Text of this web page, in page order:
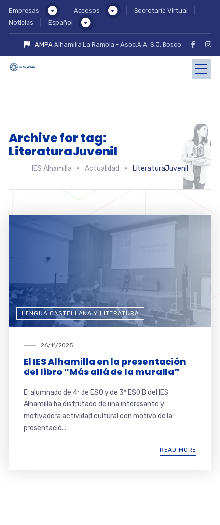
Empresas Accesos
Secretaría Virtual
Noticias
Español
AMPAAlhamilla La Rambla -Asoc.A.A. S.J. Bosco
Archive for tag:
LiteraturaJuvenil
IES Alhamilla Actualidad LiteraturaJuvenil
LENGUA CASTELLANA Y LITERATURA
26/11/2025
El IES Alhamilla en la presentación
del libro “Más allá de la muralla”
El alumnado de 4º de ESO y de 3º ESO B del IES
Alhamilla ha disfrutado de una interesante y
motivadora actividad cultural con motivo de la
presentació...
READ MORE